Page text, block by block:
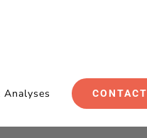
CONTACT